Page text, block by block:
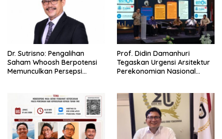
Dr. Sutrisno: Pengalihan
Saham Whoosh Berpotensi
Memunculkan Persepsi
Prof. Didin Damanhuri
Tegaskan Urgensi Arsitektur
Perekonomian Nasional
Nasional